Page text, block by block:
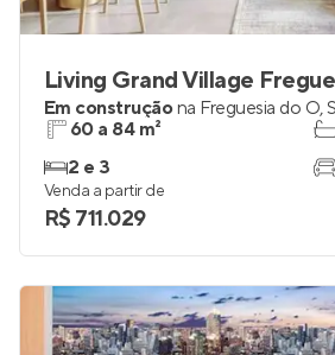
Living Grand Village
Em construçãona Freguesia do Ó,
60 a 84 m²
2 e 3
Venda a partir de
R$ 711.029